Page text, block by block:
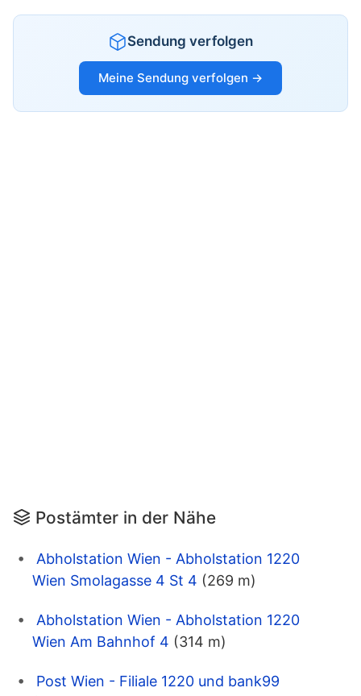
Sendung verfolgen
Meine Sendung verfolgen →
Postämter in der Nähe
Abholstation Wien - Abholstation 1220
Wien Smolagasse 4 St 4 (269 m)
Abholstation Wien - Abholstation 1220
Wien Am Bahnhof 4 (314 m)
Post Wien - Filiale 1220 und bank99